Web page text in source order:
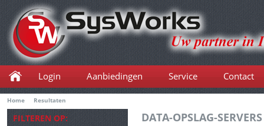
Home Resultaten
Login Aanbiedingen Service Contact
FILTEREN OP: DATA-OPSLAG-SERVERS